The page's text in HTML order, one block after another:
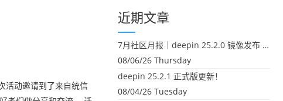
活动邀请到了来自统信
近期文章
7月社区月报｜deepin 25.2.0 镜像发布 & 小U同学定时任务上线
08/06/26 Thursday
deepin 25.2.1 正式版更新！
08/04/26 Tuesday